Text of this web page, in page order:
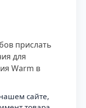
прислать
для
Warm в
сайте,